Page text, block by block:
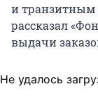
и транзитным
рассказал
выдачи
Не удалось